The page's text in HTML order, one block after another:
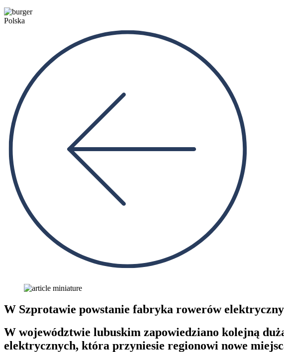
Polska
W Szprotawie powstanie fabryka rowerów
W województwie lubuskim zapowiedziano kolejną
elektrycznych, która przyniesie regionowi nowe